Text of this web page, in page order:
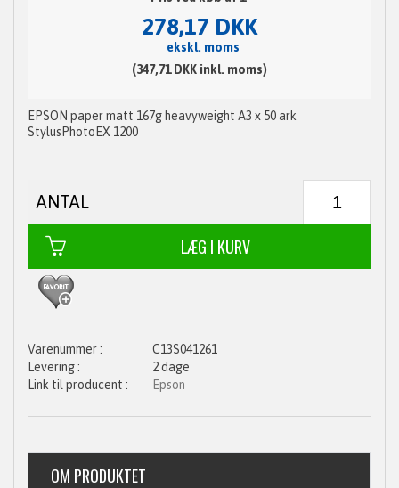
278,17 DKK
ekskl. moms
(347,71 DKK inkl. moms)
EPSON paper matt 167g heavyweight A3 x 50 ark
StylusPhotoEX 1200
ANTAL
C13S041261
2 dage
Epson
OM PRODUKTET